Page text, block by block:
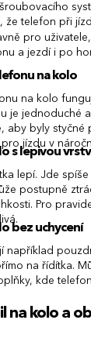
že telefon při
pro
a jezdí i po
na kolo
na kolo
je jednoduché
aby byly styčné
jízdu v
s lepivou
lepí. Jde
postupně
Pro
bez uchycení
například
na řídítka.
kde
na kolo a